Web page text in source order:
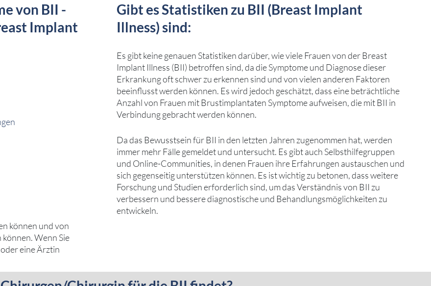
von BII -
Implant
können und von
Wenn Sie
eine Ärztin
Gibt es Statistiken zu BII (Breast Implant
Illness) sind:
Es gibt keine genauen Statistiken darüber, wie viele Frauen von der Breast
Implant Illness (BII) betroffen sind, da die Symptome und Diagnose dieser
Erkrankung oft schwer zu erkennen sind und von vielen anderen Faktoren
beeinflusst werden können. Es wird jedoch geschätzt, dass eine beträchtliche
Anzahl von Frauen mit Brustimplantaten Symptome aufweisen, die mit BII in
Verbindung gebracht werden können.
Da das Bewusstsein für BII in den letzten Jahren zugenommen hat, werden
immer mehr Fälle gemeldet und untersucht. Es gibt auch Selbsthilfegruppen
und Online-Communities, in denen Frauen ihre Erfahrungen austauschen und
sich gegenseitig unterstützen können. Es ist wichtig zu betonen, dass weitere
Forschung und Studien erforderlich sind, um das Verständnis von BII zu
verbessern und bessere diagnostische und Behandlungsmöglichkeiten zu
entwickeln.